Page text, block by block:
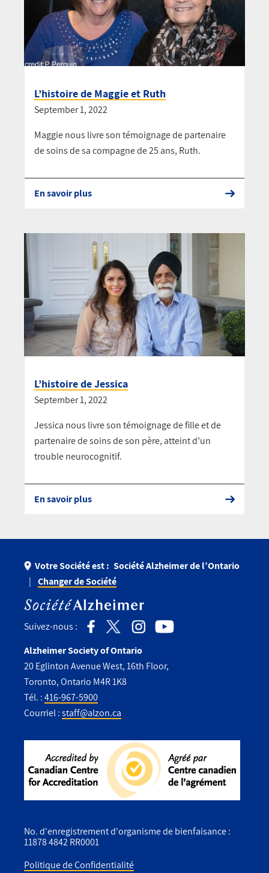
L’histoire de Maggie et Ruth
September 1, 2022
Maggie nous livre son témoignage de partenaire
de soins de sa compagne de 25 ans, Ruth.
En savoir plus
L’histoire de Jessica
September 1, 2022
Jessica nous livre son témoignage de fille et de
partenaire de soins de son père, atteint d’un
trouble neurocognitif.
En savoir plus
Votre Société est : Société Alzheimer de l’Ontario
Changer de Société
Suivez-nous :
Alzheimer Society of Ontario
20 Eglinton Avenue West, 16th Floor,
Toronto, Ontario M4R 1K8
Tél. :416-967-5900
Courriel :staff@alzon.ca
No. d'enregistrement d'organisme de bienfaisance :
11878 4842 RR0001
Politique de Confidentialité